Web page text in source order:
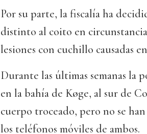
Por su parte, la fiscalía ha
distinto al coito en
lesiones con cuchillo causadas
Durante las últimas semanas la
en la bahía de Køge, al sur de
cuerpo troceado, pero no se
los teléfonos móviles de ambos.